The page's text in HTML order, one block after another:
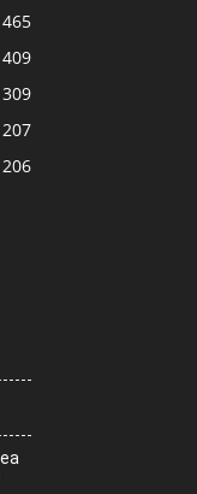
465
409
309
207
206